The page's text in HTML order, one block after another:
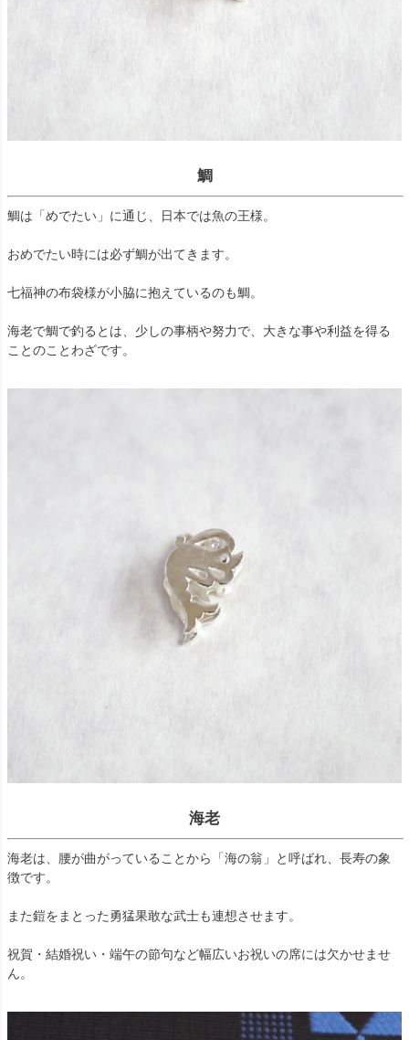
鯛
鯛は「めでたい」に通じ、日本では魚の王様。
おめでたい時には必ず鯛が出てきます。
七福神の布袋様が小脇に抱えているのも鯛。
海老で鯛で釣るとは、少しの事柄や努力で、大きな事や利益を得る
ことのことわざです。
海老
海老は、腰が曲がっていることから「海の翁」と呼ばれ、長寿の象
徴です。
また鎧をまとった勇猛果敢な武士も連想させます。
祝賀・結婚祝い・端午の節句など幅広いお祝いの席には欠かせませ
ん。